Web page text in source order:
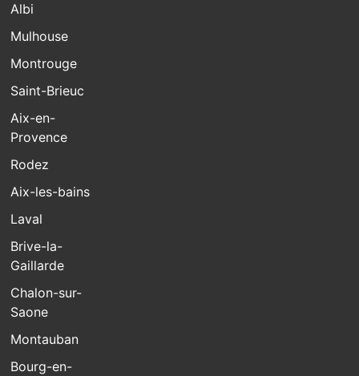
Albi
Mulhouse
Montrouge
Saint-Brieuc
Aix-en-
Provence
Rodez
Aix-les-bains
Laval
Brive-la-
Gaillarde
Chalon-sur-
Saone
Montauban
Bourg-en-